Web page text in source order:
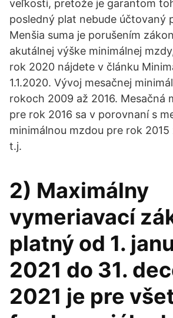
veľkosti, pretože je garantom
posledný plat nebude účtovaný
Menšia suma je porušením
akutálnej výške minimálnej
rok 2020 nájdete v článku
1.1.2020. Vývoj mesačnej
rokoch 2009 až 2016. Mesačná
pre rok 2016 sa v porovnaní s
minimálnou mzdou pre rok 2015
t.j.
2) Maximálny
vymeriavací
platný od 1.
2021 do 31.
2021 je pre